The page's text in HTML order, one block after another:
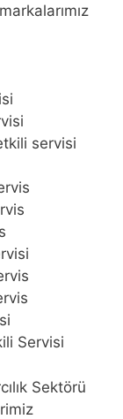
servisi
Servisi
Sektörü